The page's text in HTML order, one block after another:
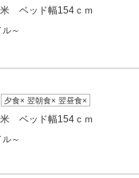
ベッド幅154ｃｍ
ル～
夕食× 翌朝食× 翌昼食×
ベッド幅154ｃｍ
ル～